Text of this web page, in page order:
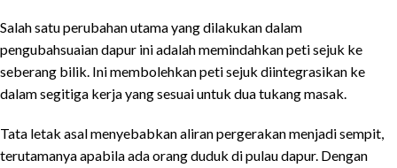
Salah satu perubahan utama yang dilakukan dalam
pengubahsuaian dapur ini adalah memindahkan peti sejuk ke
seberang bilik. Ini membolehkan peti sejuk diintegrasikan ke
dalam segitiga kerja yang sesuai untuk dua tukang masak.
Tata letak asal menyebabkan aliran pergerakan menjadi sempit,
terutamanya apabila ada orang duduk di pulau dapur. Dengan